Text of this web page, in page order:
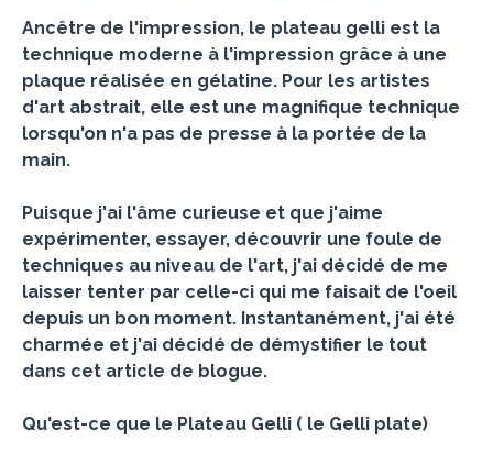
Ancêtre de l'impression, le plateau gelli est la
technique moderne à l'impression grâce à une
plaque réalisée en gélatine. Pour les artistes
d'art abstrait, elle est une magnifique technique
lorsqu'on n'a pas de presse à la portée de la
main.
Puisque j'ai l'âme curieuse et que j'aime
expérimenter, essayer, découvrir une foule de
techniques au niveau de l'art, j'ai décidé de me
laisser tenter par celle-ci qui me faisait de l'oeil
depuis un bon moment. Instantanément, j'ai été
charmée et j'ai décidé de démystifier le tout
dans cet article de blogue.
Qu'est-ce que le Plateau Gelli ( le Gelli plate)